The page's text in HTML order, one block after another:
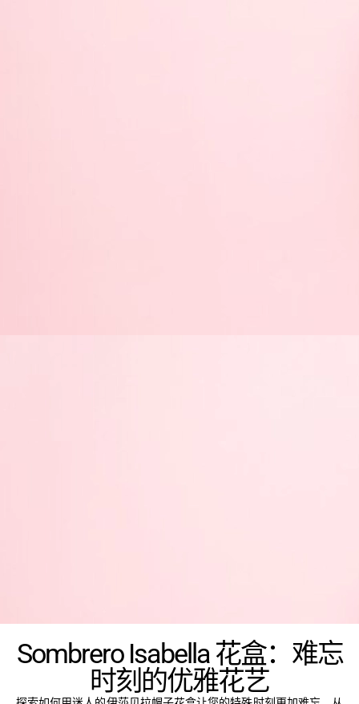
Sombrero Isabella 花盒：难忘
时刻的优雅花艺